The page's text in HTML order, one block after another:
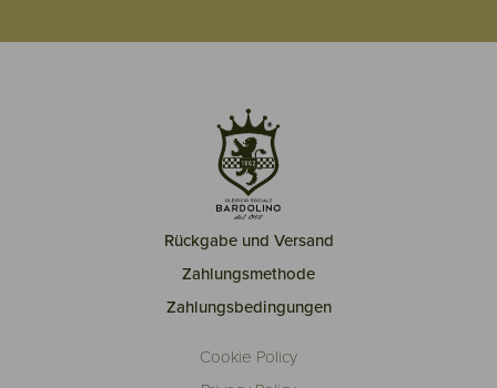
Rückgabe und Versand
Zahlungsmethode
Zahlungsbedingungen
Cookie Policy